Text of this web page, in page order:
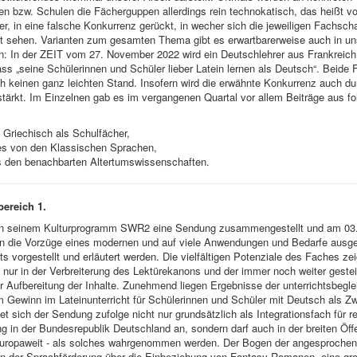
bzw. Schulen die Fächerguppen allerdings rein technokatisch, das heißt
in eine falsche Konkurrenz gerückt, in wecher sich die jeweiligen
sehen. Varianten zum gesamten Thema gibt es erwartbarerweise auch in
In der ZEIT vom 27. November 2022 wird ein Deutschlehrer aus
„seine Schülerinnen und Schüler lieber Latein lernen als Deutsch“. Beide
keinen ganz leichten Stand. Insofern wird die erwähnte Konkurrenz auch
Im Einzelnen gab es im vergangenen Quartal vor allem Beiträge aus
als Schulfächer,
von den Klassischen Sprachen,
den benachbarten Altertumswissenschaften.
1.
seinem Kulturprogramm SWR2 eine Sendung zusammengestellt und am
die Vorzüge eines modernen und auf viele Anwendungen und Bedarfe
vorgestellt und erläutert werden. Die vielfältigen Potenziale des Faches
in der Verbreiterung des Lektürekanons und der immer noch weiter
Aufbereitung der Inhalte. Zunehmend liegen Ergebnisse der
Gewinn im Lateinunterricht für Schülerinnen und Schüler mit Deutsch als
sich der Sendung zufolge nicht nur grundsätzlich als Integrationsfach für
in der Bundesrepublik Deutschland an, sondern darf auch in der breiten
- als solches wahrgenommen werden. Der Bogen der